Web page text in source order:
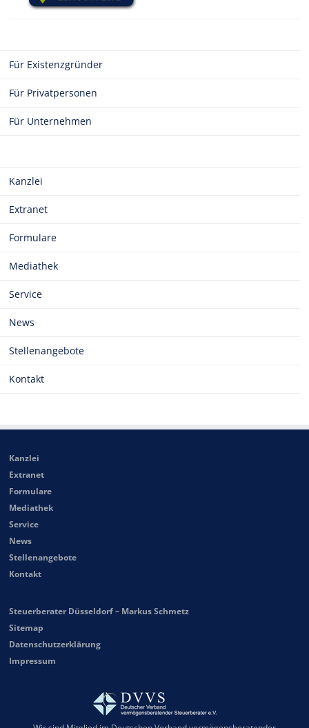
Für Existenzgründer
Für Privatpersonen
Für Unternehmen
Kanzlei
Extranet
Formulare
Mediathek
Service
News
Stellenangebote
Kontakt
Kanzlei
Extranet
Formulare
Mediathek
Service
News
Stellenangebote
Kontakt
Steuerberater Düsseldorf – Markus Schmetz
Sitemap
Datenschutzerklärung
Impressum